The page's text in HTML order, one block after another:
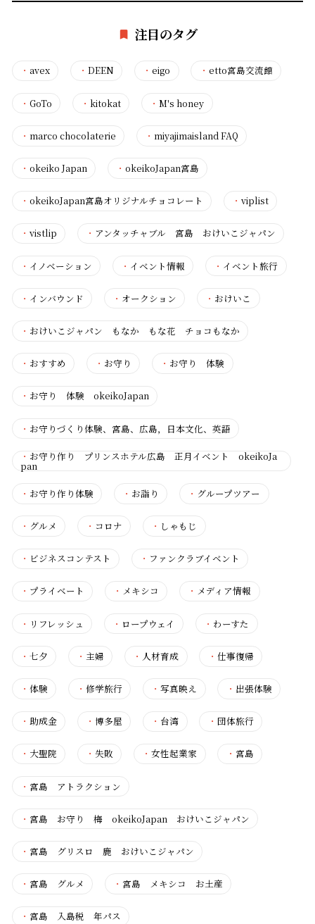
注目のタグ
・ avex ・DEEN ・eigo ・ etto宮島交流館
・ GoTo ・kitokat ・M's honey
・ marco chocolaterie ・miyajimaisland FAQ
・ okeiko Japan ・okeikoJapan宮島
・ okeikoJapan宮島オリジナルチョコレート ・viplist
・ vistlip ・ アンタッチャブル 宮島 おけいこジャパン
・ イノベーション ・ イベント情報 ・ イベント旅行
・ インバウンド ・ オークション ・ おけいこ
・ おけいこジャパン もなか もな花 チョコもなか
・ おすすめ ・ お守り ・ お守り 体験
・ お守り 体験 okeikoJapan
・ お守りづくり体験、宮島、広島，日本文化、英語
・ お守り作り プリンスホテル広島 正月イベント okeikoJa
pan
・ お守り作り体験 ・ お詣り ・ グループツアー
・ グルメ ・ コロナ ・ しゃもじ
・ ビジネスコンテスト ・ ファンクラブイベント
・ プライベート ・ メキシコ ・ メディア情報
・ リフレッシュ ・ ロープウェイ ・ わーすた
・ 七夕 ・主婦 ・ 人材育成 ・ 仕事復帰
・ 体験 ・修学旅行 ・写真映え ・ 出張体験
・ 助成金 ・博多屋 ・ 台湾 ・ 団体旅行
・ 大聖院 ・失敗 ・女性起業家 ・ 宮島
・ 宮島 アトラクション
・ 宮島 お守り 梅 okeikoJapan おけいこジャパン
・ 宮島 グリスロ 鹿 おけいこジャパン
・ 宮島 グルメ ・ 宮島 メキシコ お土産
・ 宮島 入島税 年パス